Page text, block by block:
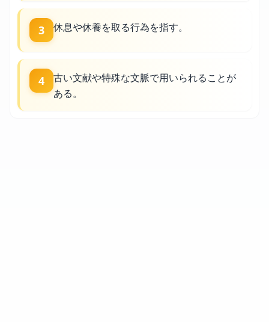
3 休息や休養を取る行為を指す。
4
古い文献や特殊な文脈で用いられることが
ある。